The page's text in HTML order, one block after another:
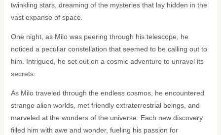
twinkling stars, dreaming of the mysteries that lay hidden in the
vast expanse of space.
One night, as Milo was peering through his telescope, he
noticed a peculiar constellation that seemed to be calling out to
him. Intrigued, he set out on a cosmic adventure to unravel its
secrets.
As Milo traveled through the endless cosmos, he encountered
strange alien worlds, met friendly extraterrestrial beings, and
marveled at the wonders of the universe. Each new discovery
filled him with awe and wonder, fueling his passion for